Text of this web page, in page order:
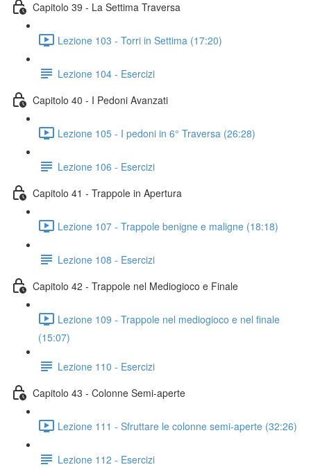
Capitolo 39 - La Settima Traversa
Lezione 103 - Torri in Settima (17:20)
Lezione 104 - Esercizi
Capitolo 40 - I Pedoni Avanzati
Lezione 105 - I pedoni in 6° Traversa (26:28)
Lezione 106 - Esercizi
Capitolo 41 - Trappole in Apertura
Lezione 107 - Trappole benigne e maligne (18:18)
Lezione 108 - Esercizi
Capitolo 42 - Trappole nel Mediogioco e Finale
Lezione 109 - Trappole nel mediogioco e nel finale
(15:07)
Lezione 110 - Esercizi
Capitolo 43 - Colonne Semi-aperte
Lezione 111 - Sfruttare le colonne semi-aperte (32:26)
Lezione 112 - Esercizi